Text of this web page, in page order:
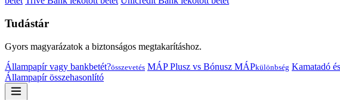
Tudástár
Gyors magyarázatok a biztonságos megtakarításhoz.
Állampapír vagy bankbetét?összevetés MÁP Plusz vs Bónusz MÁPkülönbség Kamatadó
Állampapír összehasonlító